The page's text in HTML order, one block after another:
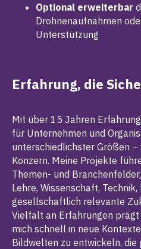
Optional erweiterbar
Drohnenaufnahmen
Unterstützung
Erfahrung, die
Mit über 15 Jahren
für Unternehmen und
unterschiedlichster Größen –
Konzern. Meine Projekte
Themen- und
Lehre, Wissenschaft,
gesellschaftlich relevante
Vielfalt an Erfahrungen
mich schnell in neue
Bildwelten zu entwickeln,